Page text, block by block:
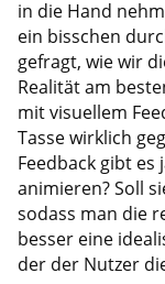
in die Hand
ein bisschen
gefragt, wie wir
Realität am
mit visuellem
Tasse wirklich
Feedback gibt
animieren? Soll
sodass man die
besser eine
der der Nutzer